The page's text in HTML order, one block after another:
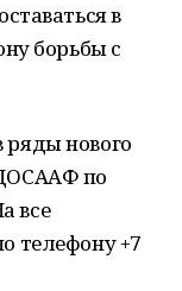
в
борьбы с
нового
по
все
телефону +7